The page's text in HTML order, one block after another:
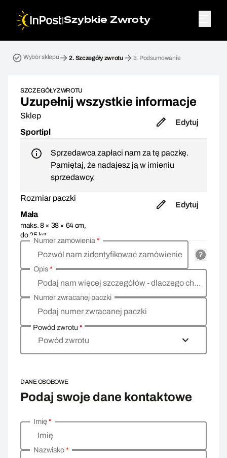
|Szybkie Zwroty
Wybór sklepu 2. Szczegóły zwrotu 3. Podsumowanie
SZCZEGÓŁY ZWROTU
Uzupełnij wszystkie informacje
Sklep
Sportipl
Edytuj
Sprzedawca zapłaci nam za tę paczkę.
Pamiętaj, że nadajesz ją w imieniu
sprzedawcy.
Rozmiar paczki
Mała
maks. 8 × 38 × 64 cm,
do 25 kg
Edytuj
Pozwól nam zidentyfikować zamówienie
Numer zamówienia*
Podaj nam więcej szczegółów - dlaczego chcesz zwrócić towar, co jest powodem?
Opis*
Podaj numer zwracanej paczki
Numer zwracanej paczki
Powód zwrotu*
Powód zwrotu
DANE OSOBOWE
Podaj swoje dane kontaktowe
Wprowadź swoje dane osobowe
Imię
Imię*
Nazwisko*